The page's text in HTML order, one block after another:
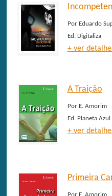
PorEduardo
Ed.Digitaliza
+ ver
A Traição
PorE. Amorim
Ed.Planeta Azul
+ ver
Primeira
PorE. Amorim